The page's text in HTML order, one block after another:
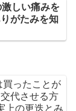
しい痛みを
がたみを知
買ったことが
代させる方
上の更迭とみ